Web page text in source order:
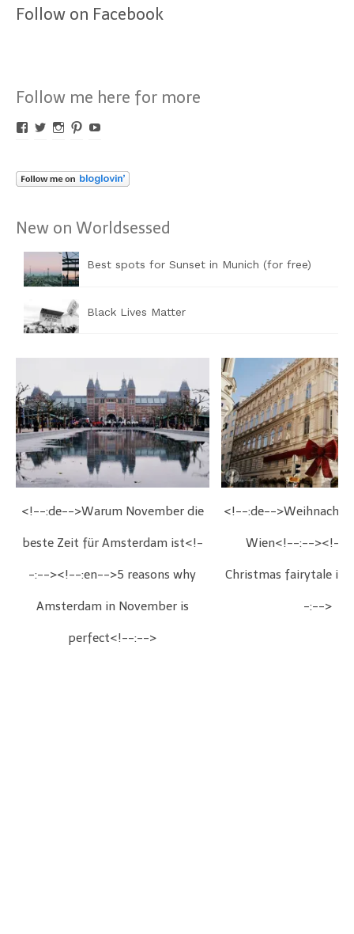
Follow on Facebook
Follow me here for more
Profil
Facebook
anzeigen
Profil
Twitter
anzeigen
Profil
Instagram
anzeigen
Profil
Pinterest
anzeigen
YouTube
anzeigen
New on Worldsessed
Best spots for Sunset in Munich (for free)
Black Lives Matter
<!--:de-->Warum November die
beste Zeit für Amsterdam ist<!-
-:--><!--:en-->5 reasons why
Amsterdam in November is
perfect<!--:-->
<!--:de--
Wien<!--:--><!--
Christmas fairytale in
-:-->